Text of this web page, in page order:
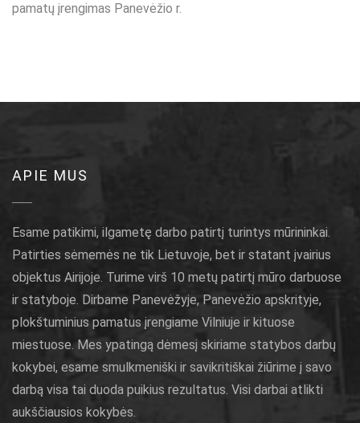
pamatų įrengimas Panevėžio r.
APIE MUS
Esame patikimi, ilgametę darbo patirtį turintys mūrininkai.
Patirties sėmemės ne tik Lietuvoje, bet ir statant įvairius
objektus Airijoje. Turime virš 10 metų patirtį mūro darbuose
ir statyboje. Dirbame Panevėžyje, Panevėžio apskrityje,
plokštuminius pamatus įrengiame Vilniuje ir kituose
miestuose. Mes ypatingą dėmesį skiriame statybos darbų
kokybei, esame smulkmeniški ir savikritiškai žiūrime į savo
darbą visa tai duoda puikius rezultatus. Visi darbai atlikti
aukščiausios kokybės.